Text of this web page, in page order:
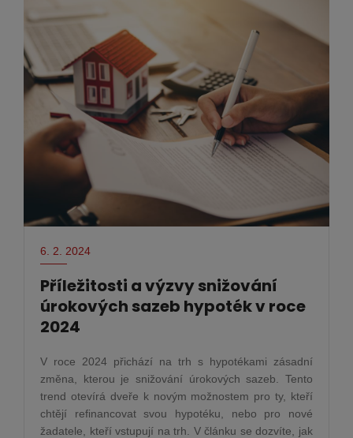
6. 2. 2024
Příležitosti a výzvy snižování
úrokových sazeb hypoték v roce
2024
V roce 2024 přichází na trh s hypotékami zásadní
změna, kterou je snižování úrokových sazeb. Tento
trend otevírá dveře k novým možnostem pro ty, kteří
chtějí refinancovat svou hypotéku, nebo pro nové
žadatele, kteří vstupují na trh. V článku se dozvíte, jak